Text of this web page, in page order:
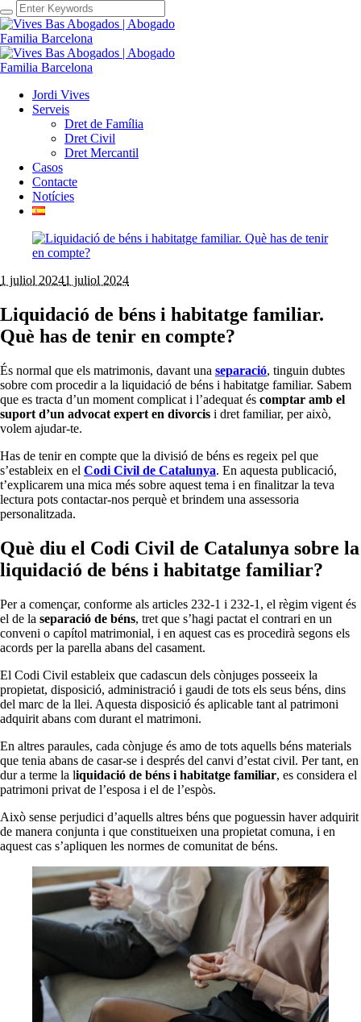
Jordi Vives
Serveis
Dret de Família
Dret Civil
Dret Mercantil
Casos
Contacte
Notícies
1 juliol 20241 juliol 2024
Liquidació de béns i habitatge familiar.
Què has de tenir en compte?
És normal que els matrimonis, davant una separació, tinguin dubtes
sobre com procedir a la liquidació de béns i habitatge familiar. Sabem
que es tracta d’un moment complicat i l’adequat és comptar amb el
suport d’un advocat expert en divorcis i dret familiar, per això,
volem ajudar-te.
Has de tenir en compte que la divisió de béns es regeix pel que
s’estableix en el Codi Civil de Catalunya. En aquesta publicació,
t’explicarem una mica més sobre aquest tema i en finalitzar la teva
lectura pots contactar-nos perquè et brindem una assessoria
personalitzada.
Què diu el Codi Civil de Catalunya sobre la
liquidació de béns i habitatge familiar?
Per a començar, conforme als articles 232-1 i 232-1, el règim vigent és
el de la separació de béns, tret que s’hagi pactat el contrari en un
conveni o capítol matrimonial, i en aquest cas es procedirà segons els
acords per la parella abans del casament.
El Codi Civil estableix que cadascun dels cònjuges posseeix la
propietat, disposició, administració i gaudi de tots els seus béns, dins
del marc de la llei. Aquesta disposició és aplicable tant al patrimoni
adquirit abans com durant el matrimoni.
En altres paraules, cada cònjuge és amo de tots aquells béns materials
que tenia abans de casar-se i després del canvi d’estat civil. Per tant, en
dur a terme la liquidació de béns i habitatge familiar, es considera el
patrimoni privat de l’esposa i el de l’espòs.
Això sense perjudici d’aquells altres béns que poguessin haver adquirit
de manera conjunta i que constitueixen una propietat comuna, i en
aquest cas s’apliquen les normes de comunitat de béns.